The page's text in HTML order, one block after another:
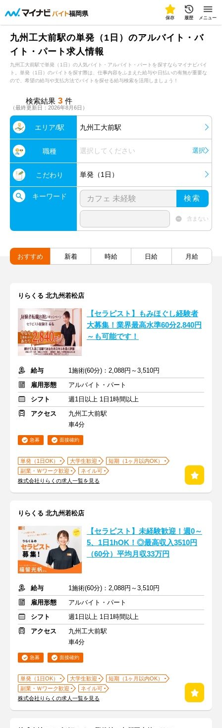
福岡県
保存 履歴 メニュー
九州工大前駅の単発（1日）のアルバイト・バ
イト・パート求人情報
九州工大前駅で単発（1日）の人気バイト・アルバイト・パートを探すならマイナビバイ
ト。単発（1日）のバイトを探す際は、仕事内容をふまえた給与や日払いの有無が重要な
ので、希望の給与や支払方法でバイトを探せる給与検索を活用しましょう！
検索結果 3 件
（最終更新日：2026年8月6日）
エリア/駅 九州工大前駅
職種 選択してください 選択
こだわり 単発（1日）
キーワード 検索
含まない
おすすめ 新着 時給 日給 月給
りらくる 北九州若松店
【セラピスト】もみほぐし経験者
大募集！業界最高水準60分2,840円
～も可能です！
給与
1施術(60分)：2,088円～3,510円
雇用形態
アルバイト・パート
シフト
週1日以上 1日1時間以上
アクセス
九州工大前駅
車4分
急募 面接確約
単発（1日OK） 大学生歓迎
短期（1ヶ月以内OK）
副業・Ｗワーク歓迎
ネイル可
株式会社りらくの求人一覧を見る
りらくる 北九州若松店
【セラピスト】未経験歓迎！週0～
5、1日1hOK！◎最高収入3510円
（60分）平均月収33万円
給与
1施術(60分)：2,088円～3,510円
雇用形態
アルバイト・パート
シフト
週1日以上 1日1時間以上
アクセス
九州工大前駅
車4分
急募 面接確約
単発（1日OK） 大学生歓迎
短期（1ヶ月以内OK）
副業・Ｗワーク歓迎
ネイル可
株式会社りらくの求人一覧を見る